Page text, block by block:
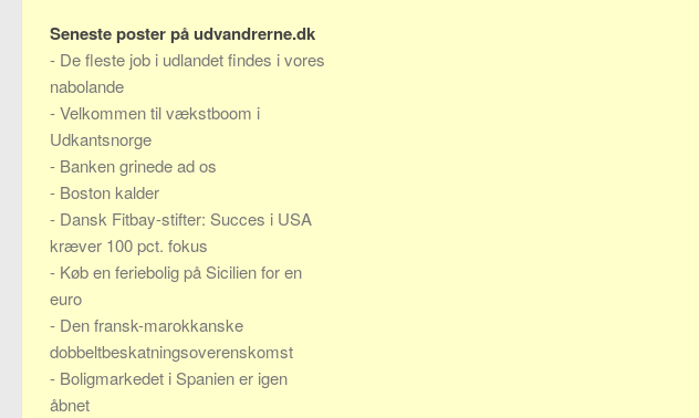
Seneste poster på udvandrerne.dk
- De fleste job i udlandet findes i vores
nabolande
-Velkommen til vækstboom i
Udkantsnorge
- Banken grinede ad os
- Boston kalder
- Dansk Fitbay-stifter: Succes i USA
kræver 100 pct. fokus
- Køb en feriebolig på Sicilien for en
euro
- Den fransk-marokkanske
dobbeltbeskatningsoverenskomst
- Boligmarkedet i Spanien er igen
åbnet